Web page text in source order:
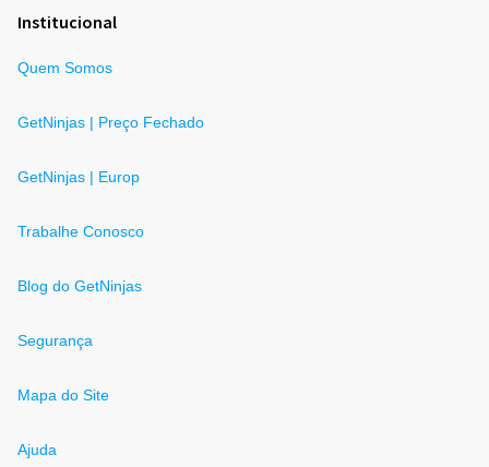
Institucional
Quem Somos
GetNinjas | Preço Fechado
GetNinjas | Europ
Trabalhe Conosco
Blog do GetNinjas
Segurança
Mapa do Site
Ajuda